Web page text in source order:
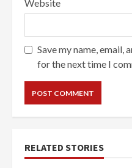
Website
Save my name, email,
for the next time I
RELATED STORIES